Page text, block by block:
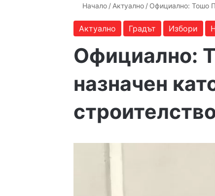
Начало / Актуално / Официално: Тошо
Актуално Градът Избори
Официално:
назначен